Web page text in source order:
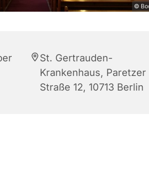
©
St. Gertrauden-
Krankenhaus, Paretzer
Straße 12, 10713 Berlin